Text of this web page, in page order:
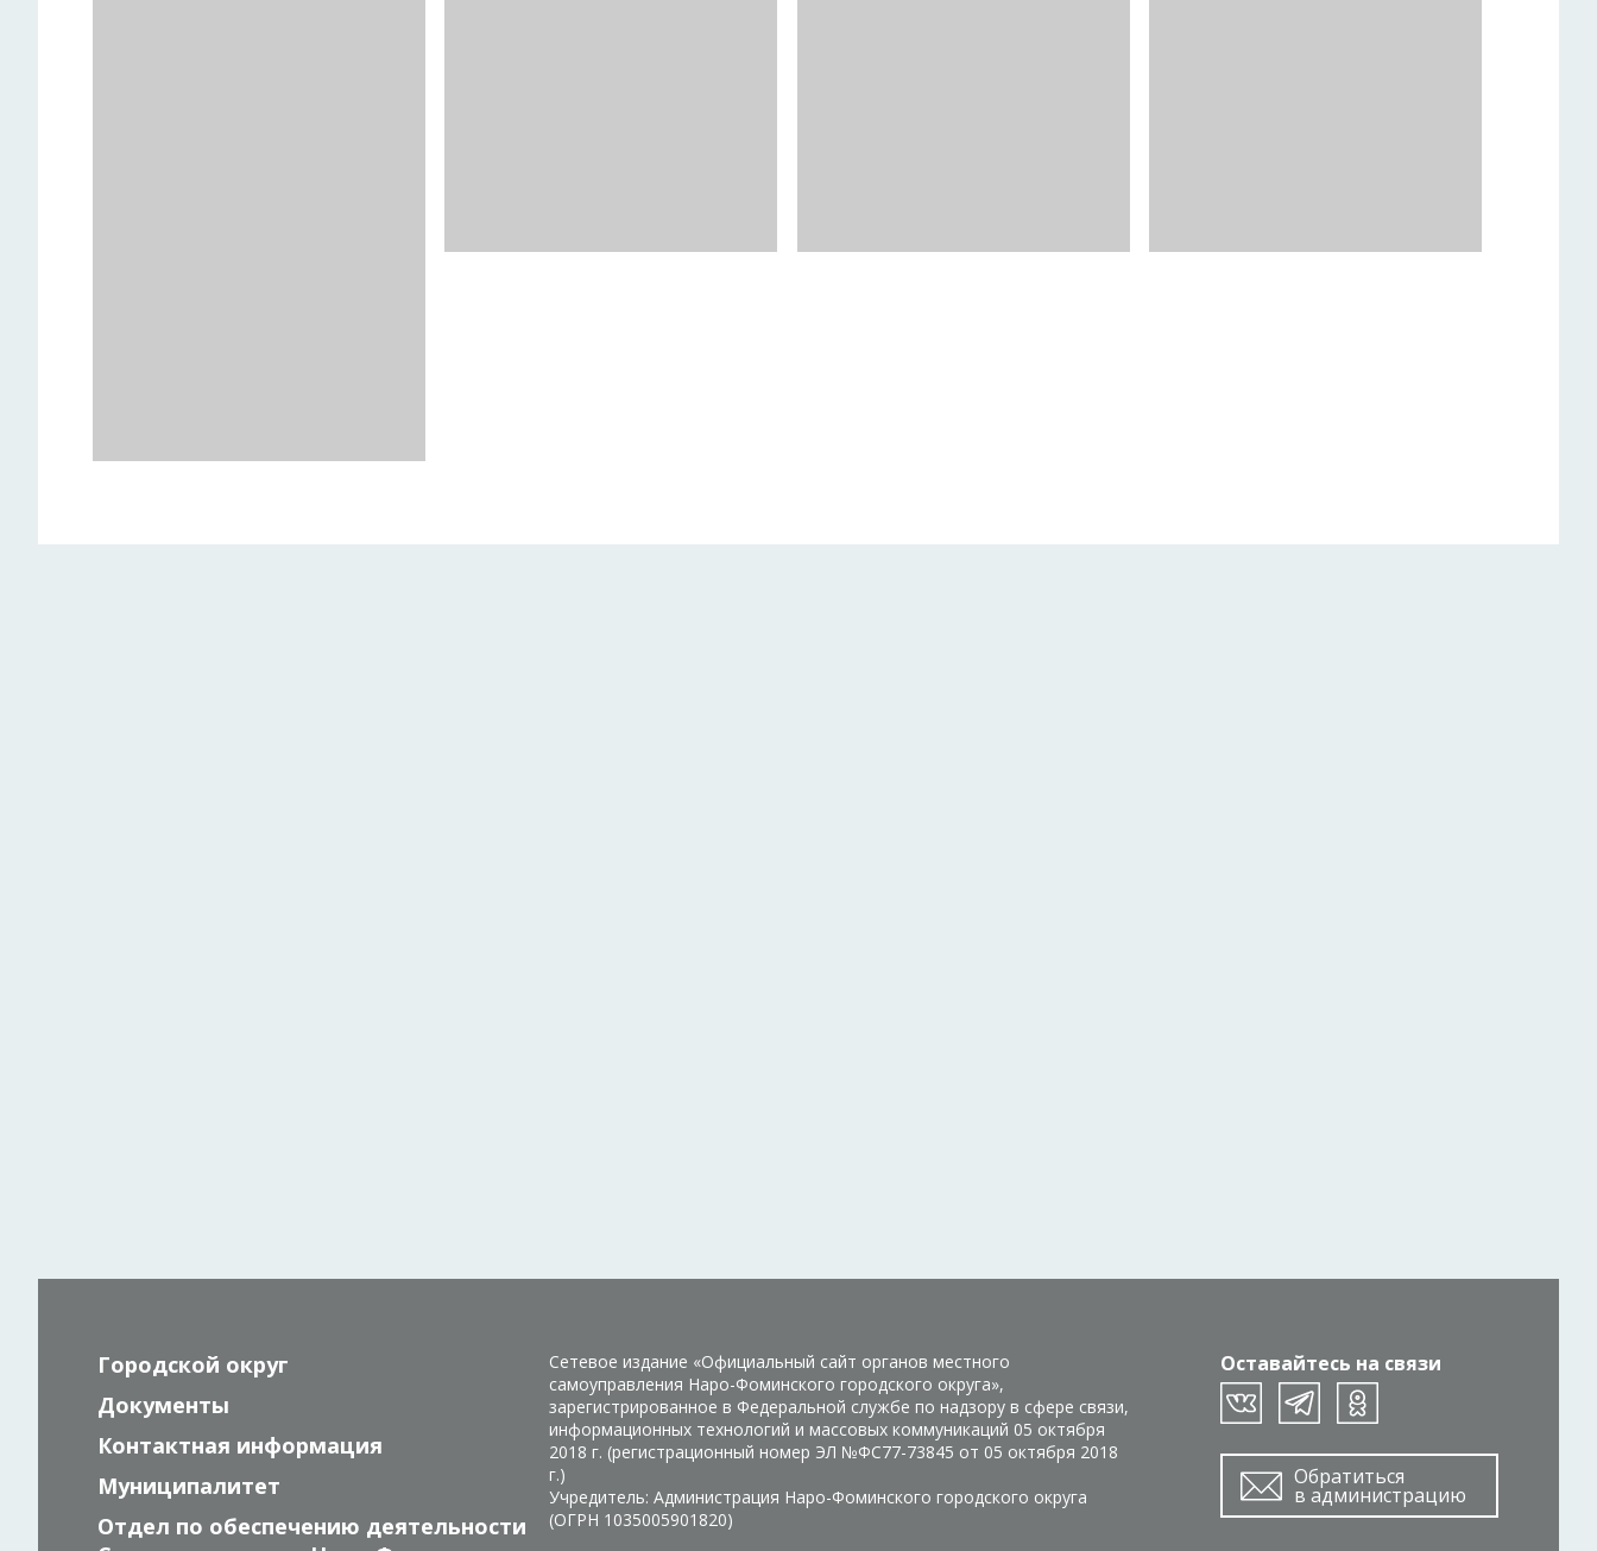
Оставайтесь на связи
Обратиться
в администрацию
Городской округ
Документы
Контактная информация
Муниципалитет
Отдел по обеспечению деятельности
Сетевое издание «Официальный сайт органов местного
самоуправления Наро-Фоминского городского округа»,
зарегистрированное в Федеральной службе по надзору в сфере связи,
информационных технологий и массовых коммуникаций 05 октября
2018 г. (регистрационный номер ЭЛ №ФС77-73845 от 05 октября 2018
г.)
Учредитель: Администрация Наро-Фоминского городского округа
(ОГРН 1035005901820)